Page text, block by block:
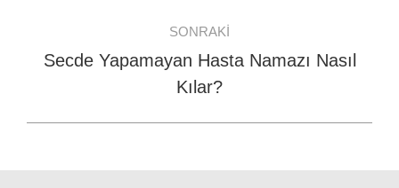
SONRAKI
Next
post:
Secde Yapamayan Hasta Namazı Nasıl
Kılar?